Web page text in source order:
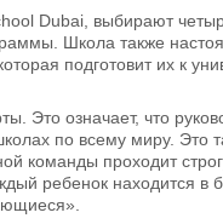
Dubai, выбирают
Школа также
подготовит их к
Это означает, что
по всему миру. Это
команды проходит
ребенок находится